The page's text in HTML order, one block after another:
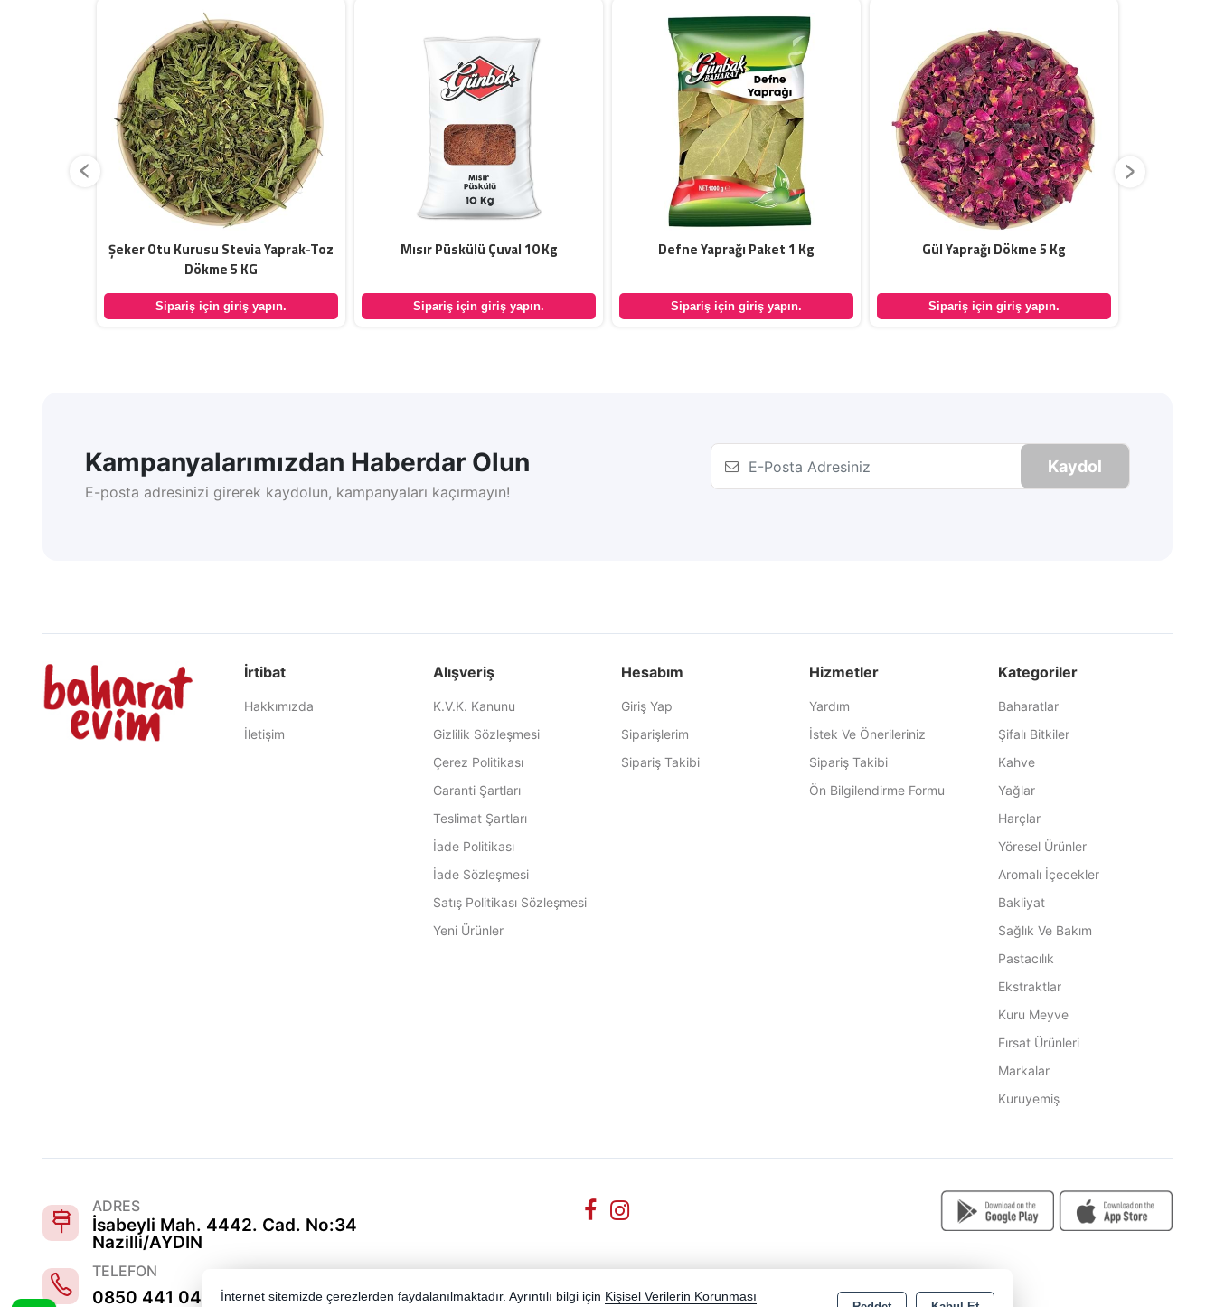
Şeker Otu Kurusu Stevia Yaprak-Toz
Dökme 5 KG
Sipariş için giriş yapın.
Mısır Püskülü Çuval 10 Kg
Sipariş için giriş yapın.
Defne Yaprağı Paket 1 Kg
Sipariş için giriş yapın.
Gül Yaprağı Dökme 5 Kg
Sipariş için giriş yapın.
‹ ›
Kampanyalarımızdan Haberdar Olun
E-posta adresinizi girerek kaydolun, kampanyaları kaçırmayın!
Kaydol
İrtibat
Hakkımızda
İletişim
Alışveriş
K.V.K. Kanunu
Gizlilik Sözleşmesi
Çerez Politikası
Garanti Şartları
Teslimat Şartları
İade Politikası
İade Sözleşmesi
Satış Politikası Sözleşmesi
Yeni Ürünler
Hesabım
Giriş Yap
Siparişlerim
Sipariş Takibi
Hizmetler
Yardım
İstek Ve Önerileriniz
Sipariş Takibi
Ön Bilgilendirme Formu
Kategoriler
Baharatlar
Şifalı Bitkiler
Kahve
Yağlar
Harçlar
Yöresel Ürünler
Aromalı İçecekler
Bakliyat
Sağlık Ve Bakım
Pastacılık
Ekstraktlar
Kuru Meyve
Fırsat Ürünleri
Markalar
Kuruyemiş
ADRES
İsabeyli Mah. 4442. Cad. No:34
Nazilli/AYDIN
TELEFON
0850 441 0486İnternet sitemizde çerezlerden faydalanılmaktadır. Ayrıntılı bilgi için Kişisel Verilerin Korunması